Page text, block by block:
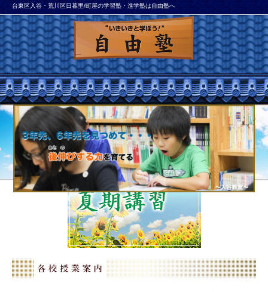
台東区入谷・荒川区日暮里/町屋の学習塾・進学塾は自由塾へ